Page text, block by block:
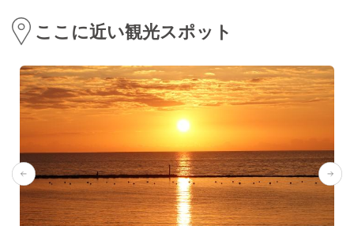
ここに近い観光スポット